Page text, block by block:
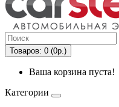
Товаров: 0 (0р.)
Ваша корзина пуста!
Категории